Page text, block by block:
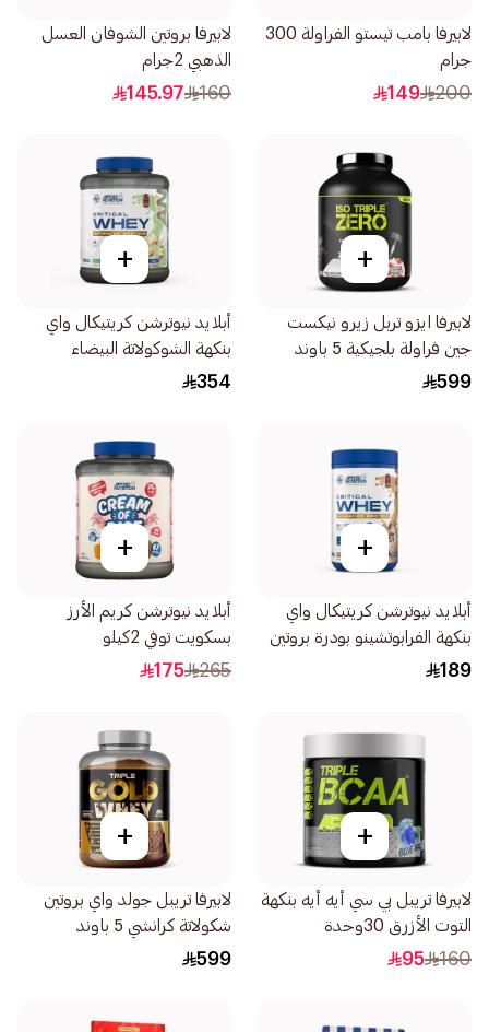
لابيرفا بامب تيستو الفراولة 300
جرام
200
149
لابيرفا بروتين الشوفان العسل
الذهبي 2جرام
160
145.97
+
لابيرفا ايزو تربل زيرو نيكست
جين فراولة بلجيكية 5 باوند
2.27كيلو
599
+
أبلايد نيوترشن كريتيكال واي
بنكهة الشوكولاتة البيضاء
والفستق بودرة بروتين 2كيلو
354
+
أبلايد نيوترشن كريتيكال واي
بنكهة الفرابوتشينو بودرة بروتين
825جرام
189
+
أبلايد نيوترشن كريم الأرز
بسكويت توفي 2كيلو
265
175
+
لابيرفا تريبل بي سي أيه أيه بنكهة
التوت الأزرق 30وحدة
160
95
+
لابيرفا تريبل جولد واي بروتين
شكولاتة كرانشي 5 باوند
599